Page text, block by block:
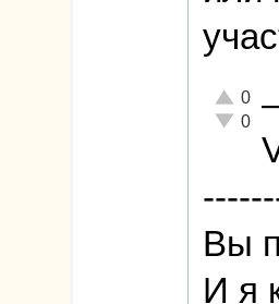
Отлично!
0
0
Вы
И я